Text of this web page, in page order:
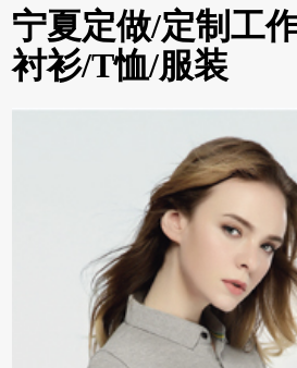
宁夏定做/定制工
衬衫/T恤/服装